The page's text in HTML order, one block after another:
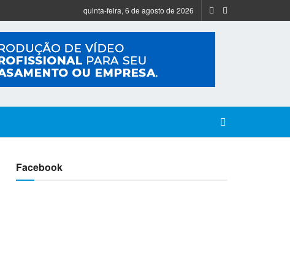
quinta-feira, 6 de agosto de 2026
Facebook